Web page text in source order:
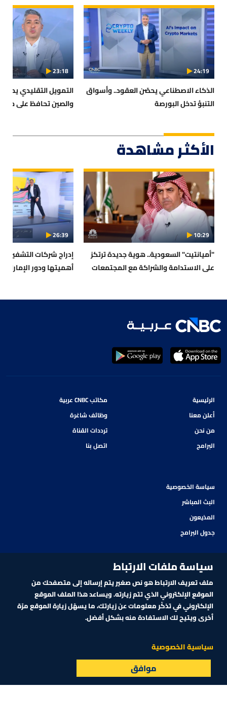
القائمة الأسواق البث المباشر
24:19
الذكاء الاصطناعي يحصّن العقود.. وأسواق
التنبؤ تدخل البورصة
23:18
التمويل التقليدي يمدّ
والصين تحافظ على
الأكثر مشاهدة
10:29
"أميانتيت" السعودية.. هوية جديدة ترتكز
على الاستدامة والشراكة مع المجتمعات
26:39
إدراج شركات التشفير
أهميتها ودور الإمارات
الرئيسية
أعلن معنا
من نحن
البرامج
مكاتب CNBC عربية
وظائف شاغرة
ترددات القناة
اتصل بنا
سياسة الخصوصية
البث المباشر
المذيعون
جدول البرامج
سياسة ملفات الارتباط
ملف تعريف الارتباط هو نص صغير يتم إرساله إلى متصفحك من
الموقع الإلكتروني الذي تتم زيارته. ويساعد هذا الملف الموقع
الإلكتروني في تذكّر معلومات عن زيارتك، ما يسهّل زيارة الموقع مرّة
أخرى ويتيح لك الاستفادة منه بشكل أفضل.
سياسية الخصوصية
موافق
بين الضغط الضريبي والتحديات الأمنية.. ما مصير العملات الرقمية في